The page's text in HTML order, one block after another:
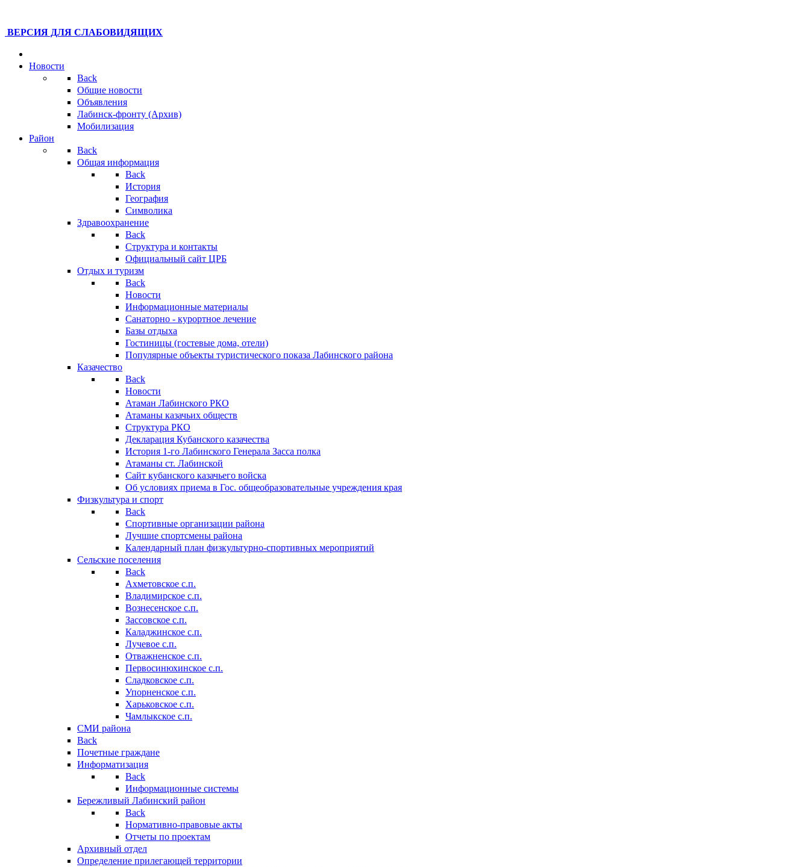
ВЕРСИЯ ДЛЯ СЛАБОВИДЯЩИХ
Новости
Back
Общие новости
Объявления
Лабинск-фронту (Архив)
Мобилизация
Район
Back
Общая информация
Back
История
География
Символика
Здравоохранение
Back
Структура и контакты
Официальный сайт ЦРБ
Отдых и туризм
Back
Новости
Информационные материалы
Санаторно - курортное лечение
Базы отдыха
Гостиницы (гостевые дома, отели)
Популярные объекты туристического показа Лабинского района
Казачество
Back
Новости
Атаман Лабинского РКО
Атаманы казачьих обществ
Структура РКО
Декларация Кубанского казачества
История 1-го Лабинского Генерала Засса полка
Атаманы ст. Лабинской
Cайт кубанского казачьего войска
Об условиях приема в Гос. общеобразовательные учреждения края
Физкультура и спорт
Back
Спортивные организации района
Лучшие спортсмены района
Календарный план физкультурно-спортивных мероприятий
Сельские поселения
Back
Ахметовское с.п.
Владимирское с.п.
Вознесенское с.п.
Зассовское с.п.
Каладжинское с.п.
Лучевое с.п.
Отважненское с.п.
Первосинюхинское с.п.
Сладковское с.п.
Упорненское с.п.
Харьковское с.п.
Чамлыкское с.п.
СМИ района
Back
Почетные граждане
Информатизация
Back
Информационные системы
Бережливый Лабинский район
Back
Нормативно-правовые акты
Отчеты по проектам
Архивный отдел
Определение прилегающей территории